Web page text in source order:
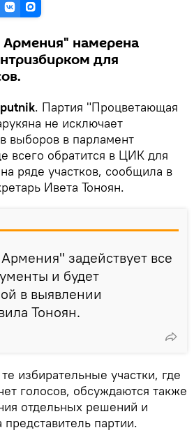
намерена
для
. Партия "Процветающая
не исключает
выборов в парламент
всего обратится в ЦИК для
ряде участков, сообщила в
Ивета Тоноян.
задействует все
и будет
в выявлении
Тоноян.
избирательные участки, где
голосов, обсуждаются также
отдельных решений и
партии.